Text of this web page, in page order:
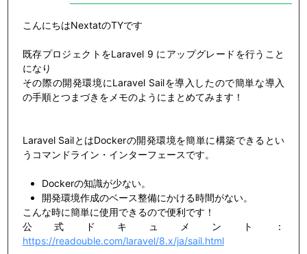
こんにちはNextatのTYです
既存プロジェクトをLaravel 9 にアップグレードを行うこと
になり
その際の開発環境にLaravel Sailを導入したので簡単な導入
の手順とつまづきをメモのようにまとめてみます！
Laravel SailとはDockerの開発環境を簡単に構築できるとい
うコマンドライン・インターフェースです。
Dockerの知識が少ない。
開発環境作成のベース整備にかける時間がない。
こんな時に簡単に使用できるので便利です！
公式ドキュメント：
https://readouble.com/laravel/8.x/ja/sail.html